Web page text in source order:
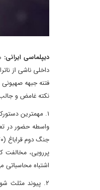
دیپلماسی ایرانی:
داخلی ناشی از
فتنه جبهه
نکته غامض و
۱. مهمترین
واسطه حضور در
پررویی، مخالفت
اشتباه محاسباتی
۲. پیوند مثلث